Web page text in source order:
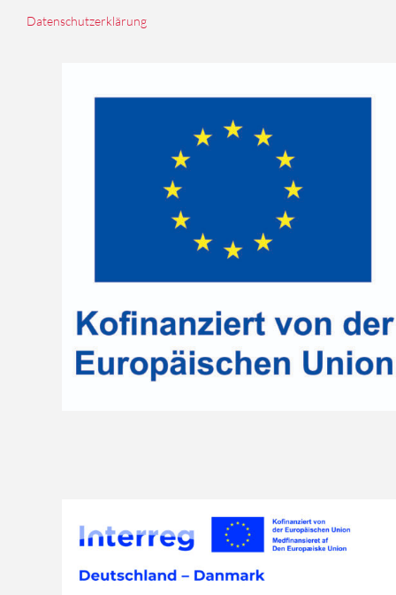
Datenschutzerklärung